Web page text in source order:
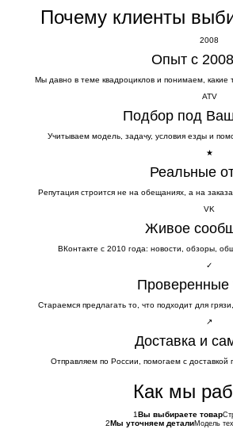
Почему клиенты
2008
Опыт с
Мы давно в теме квадроциклов и понимаем, какие
ATV
Подбор под
Учитываем модель, задачу, условия езды и
★
Реальные
Репутация строится не на обещаниях, а на
VK
Живое
ВКонтакте с 2010 года: новости, обзоры,
✓
Проверенные
Стараемся предлагать то, что подходит для
↗
Доставка и
Отправляем по России, помогаем с доставкой
Как мы
1 Вы выбираете товар
2 Мы уточняем деталиМодель